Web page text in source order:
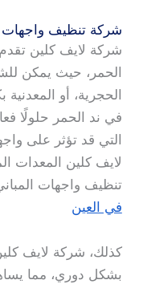
شركة تنظيف واجهات
شركة لايف كلين
الحمر، حيث يمكن
الحجرية، أو
في ند الحمر حلولًا
التي قد تؤثر على
لايف كلين المعدات
تنظيف واجهات
في العين
كذلك، شركة لايف
بشكل دوري، مما